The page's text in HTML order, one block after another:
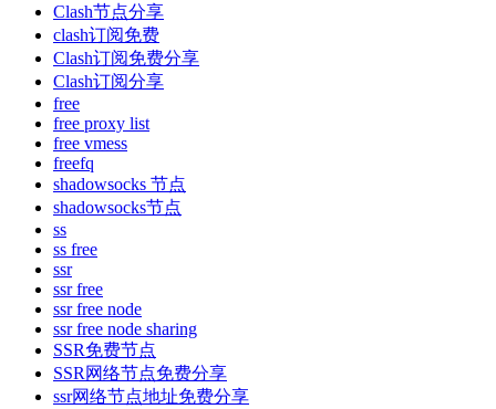
Clash节点分享
clash订阅免费
Clash订阅免费分享
Clash订阅分享
free
free proxy list
free vmess
freefq
shadowsocks 节点
shadowsocks节点
ss
ss free
ssr
ssr free
ssr free node
ssr free node sharing
SSR免费节点
SSR网络节点免费分享
ssr网络节点地址免费分享